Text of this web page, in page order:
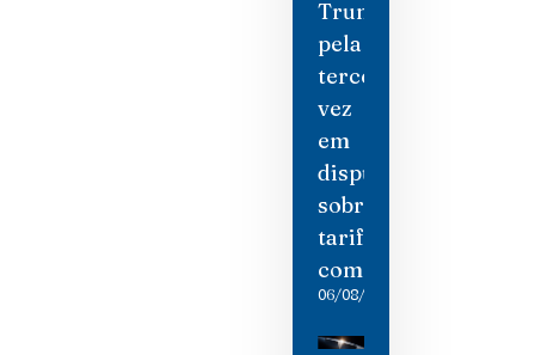
Trump
pela
terceira
vez
em
disputa
sobre
tarifas
comerciais
06/08/2026